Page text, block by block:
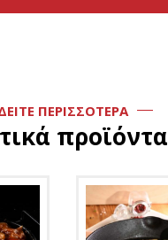
ΠΕΡΙΣΣΟΤΕΡΑ
προϊόντα